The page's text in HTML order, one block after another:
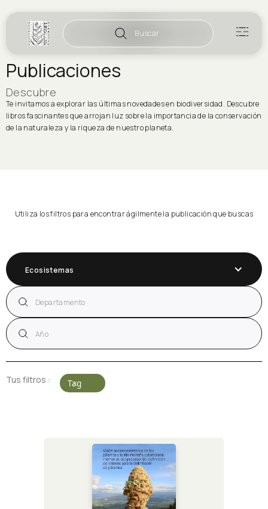
Buscar
Publicaciones
Descubre
Te invitamos a explorar las últimas novedades en biodiversidad. Descubre
libros fascinantes que arrojan luz sobre la importancia de la conservación
de la naturaleza y la riqueza de nuestro planeta.
Utiliza los filtros para encontrar ágilmente la publicación que buscas
Ecosistemas
Tus filtros : Tag